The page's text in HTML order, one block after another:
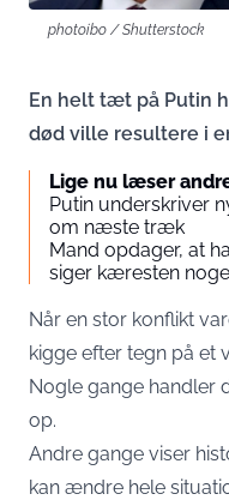
photoibo / Shutterstock
En helt tæt på Putin
død ville resultere i
Lige nu læser
Putin underskriver
om næste træk
Mand opdager, at
siger kæresten
Når en stor konflikt
kigge efter tegn på et
Nogle gange handler
op.
Andre gange viser
kan ændre hele